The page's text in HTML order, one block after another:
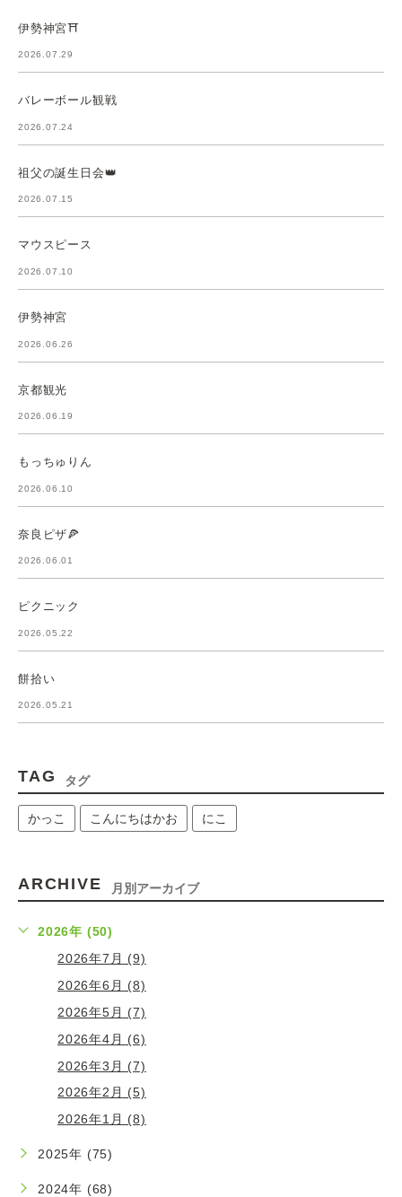
伊勢神宮⛩️
2026.07.29
バレーボール観戦
2026.07.24
祖父の誕生日会👑
2026.07.15
マウスピース
2026.07.10
伊勢神宮
2026.06.26
京都観光
2026.06.19
もっちゅりん
2026.06.10
奈良ピザ🍕
2026.06.01
ピクニック
2026.05.22
餅拾い
2026.05.21
TAG タグ
かっこ こんにちはかお にこ
ARCHIVE 月別アーカイブ
2026年 (50)
2026年7月 (9)
2026年6月 (8)
2026年5月 (7)
2026年4月 (6)
2026年3月 (7)
2026年2月 (5)
2026年1月 (8)
2025年 (75)
2024年 (68)